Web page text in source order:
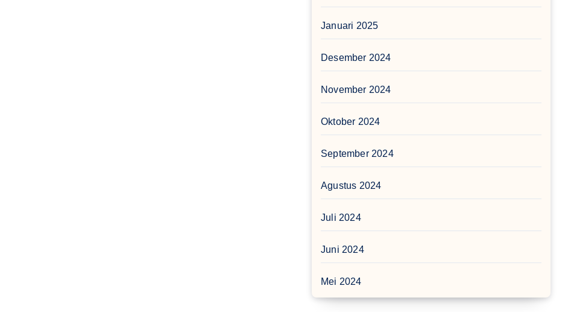
Januari 2025
Desember 2024
November 2024
Oktober 2024
September 2024
Agustus 2024
Juli 2024
Juni 2024
Mei 2024